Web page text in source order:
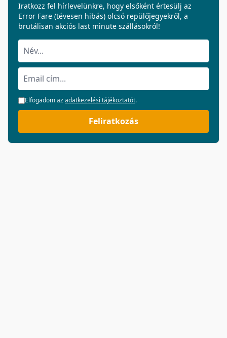
Iratkozz fel hírlevelünkre, hogy elsőként értesülj az
Error Fare (tévesen hibás) olcsó repülőjegyekről, a
brutálisan akciós last minute szállásokról!
Elfogadom azadatkezelési tájékoztatót.
Feliratkozás